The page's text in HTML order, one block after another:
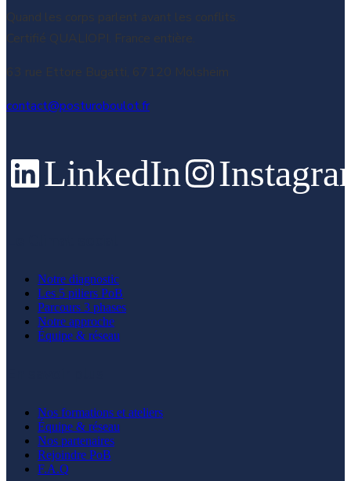
Quand les corps parlent avant les conflits.
Certifié QUALIOPI. France entière.
63 rue Ettore Bugatti, 67120 Molsheim
contact@posturoboulot.fr
LinkedIn
Notre diagnostic
Les 5 piliers PoB
Parcours 3 phases
Notre approche
Équipe & réseau
Nos formations et ateliers
Équipe & réseau
Nos partenaires
Rejoindre PoB
F.A.Q